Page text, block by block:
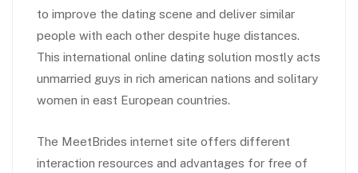
to improve the dating scene and deliver similar
people with each other despite huge distances.
This international online dating solution mostly acts
unmarried guys in rich american nations and solitary
women in east European countries.
The MeetBrides internet site offers different
interaction resources and advantages for free of